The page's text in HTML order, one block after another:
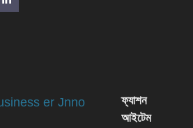
ফ্যাশন
আইটেম